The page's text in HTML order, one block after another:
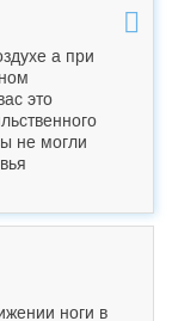
а при
это
не могли
ноги в